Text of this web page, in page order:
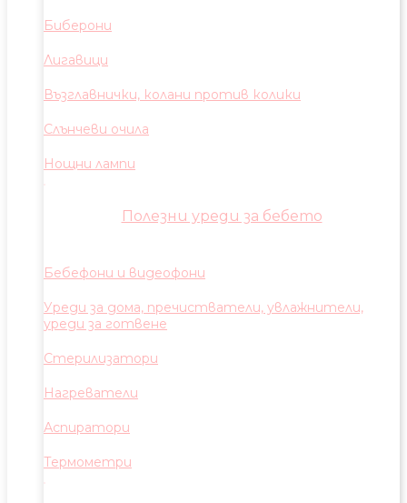
Биберони
Лигавици
Възглавнички, колани против колики
Слънчеви очила
Нощни лампи
Полезни уреди за бебето
Бебефони и видеофони
Уреди за дома, пречистватели, увлажнители,
уреди за готвене
Стерилизатори
Нагреватели
Аспиратори
Термометри